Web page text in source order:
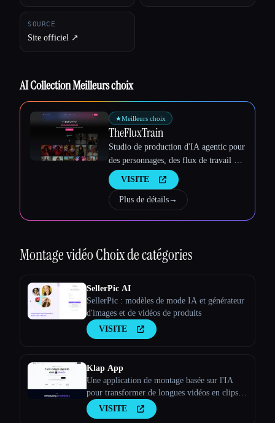
SOURCE
Site officiel ↗︎
AI Collection Meilleurs choix
★Meilleurs choix
TheFluxTrain
Studio de production d'IA agentic pour
des personnages, des flux de travail et
des vidéos cohérents
VISITE
Plus de détails→
Montage vidéoChoix de catégories
SellerPic AI
SellerPic : modèles de mode IA et générateur
d'images et de vidéos de produits
VISITE
Klap App
Une application de montage basée sur l'IA
pour transformer de longues vidéos en clips
virauxVISITE